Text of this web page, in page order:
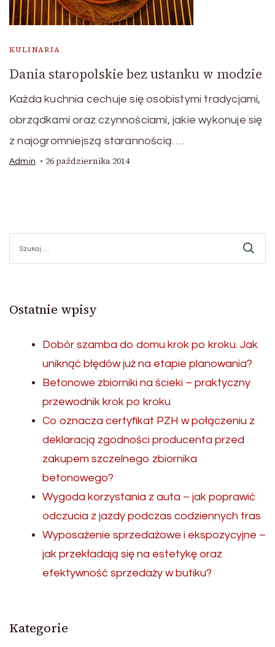
KULINARIA
Dania staropolskie bez ustanku w modzie
Każda kuchnia cechuje się osobistymi tradycjami,
obrządkami oraz czynnościami, jakie wykonuje się
z najogromniejszą starannością. …
Admin 26 października 2014
Ostatnie wpisy
Dobór szamba do domu krok po kroku. Jak
uniknąć błędów już na etapie planowania?
Betonowe zbiorniki na ścieki – praktyczny
przewodnik krok po kroku
Co oznacza certyfikat PZH w połączeniu z
deklaracją zgodności producenta przed
zakupem szczelnego zbiornika
betonowego?
Wygoda korzystania z auta – jak poprawić
odczucia z jazdy podczas codziennych tras
Wyposażenie sprzedażowe i ekspozycyjne –
jak przekładają się na estetykę oraz
efektywność sprzedaży w butiku?
Kategorie